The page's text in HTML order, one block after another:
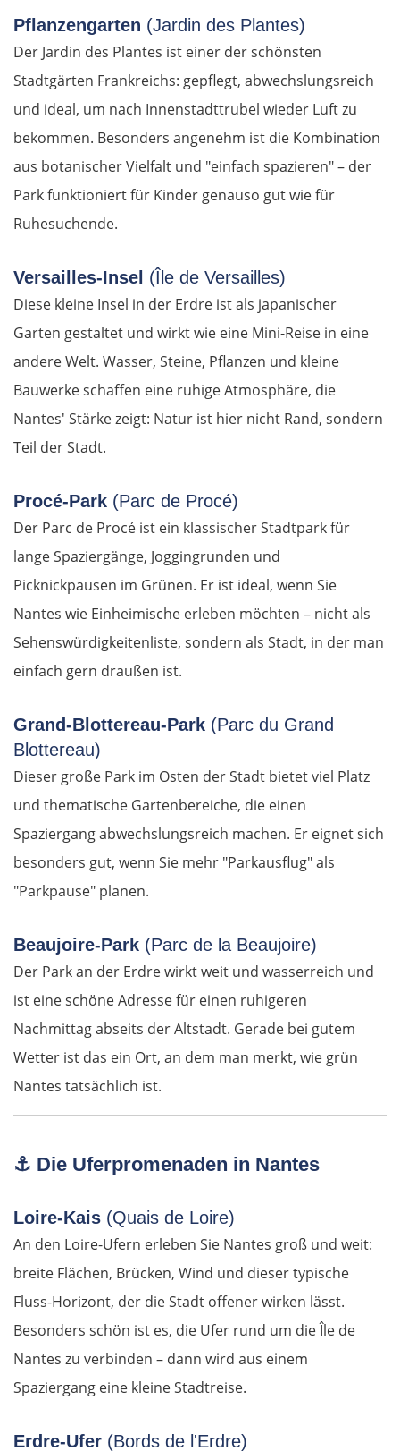
Pflanzengarten (Jardin des Plantes)
Der Jardin des Plantes ist einer der schönsten
Stadtgärten Frankreichs: gepflegt, abwechslungsreich
und ideal, um nach Innenstadttrubel wieder Luft zu
bekommen. Besonders angenehm ist die Kombination
aus botanischer Vielfalt und "einfach spazieren" – der
Park funktioniert für Kinder genauso gut wie für
Ruhesuchende.
Versailles-Insel (Île de Versailles)
Diese kleine Insel in der Erdre ist als japanischer
Garten gestaltet und wirkt wie eine Mini-Reise in eine
andere Welt. Wasser, Steine, Pflanzen und kleine
Bauwerke schaffen eine ruhige Atmosphäre, die
Nantes' Stärke zeigt: Natur ist hier nicht Rand, sondern
Teil der Stadt.
Procé-Park (Parc de Procé)
Der Parc de Procé ist ein klassischer Stadtpark für
lange Spaziergänge, Joggingrunden und
Picknickpausen im Grünen. Er ist ideal, wenn Sie
Nantes wie Einheimische erleben möchten – nicht als
Sehenswürdigkeitenliste, sondern als Stadt, in der man
einfach gern draußen ist.
Grand-Blottereau-Park (Parc du Grand
Blottereau)
Dieser große Park im Osten der Stadt bietet viel Platz
und thematische Gartenbereiche, die einen
Spaziergang abwechslungsreich machen. Er eignet sich
besonders gut, wenn Sie mehr "Parkausflug" als
"Parkpause" planen.
Beaujoire-Park (Parc de la Beaujoire)
Der Park an der Erdre wirkt weit und wasserreich und
ist eine schöne Adresse für einen ruhigeren
Nachmittag abseits der Altstadt. Gerade bei gutem
Wetter ist das ein Ort, an dem man merkt, wie grün
Nantes tatsächlich ist.
⚓ Die Uferpromenaden in Nantes
Loire-Kais (Quais de Loire)
An den Loire-Ufern erleben Sie Nantes groß und weit:
breite Flächen, Brücken, Wind und dieser typische
Fluss-Horizont, der die Stadt offener wirken lässt.
Besonders schön ist es, die Ufer rund um die Île de
Nantes zu verbinden – dann wird aus einem
Spaziergang eine kleine Stadtreise.
Erdre-Ufer (Bords de l'Erdre)
Tschechien
Ústí nad Labem
Mělník
Prag
Taus
Deutschland Süd
Ingolstadt
Pfaffenhofen an der Ilm
München
Rosenheim
Österreich
Salzburg
Linz
Wien
Slowakei
Nové Zámky
Ungarn Nord
Budapest
Jászberény